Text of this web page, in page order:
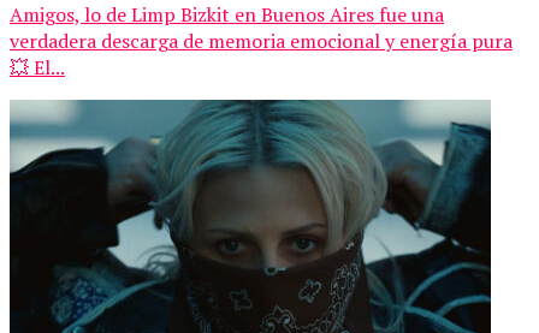
Amigos, lo de Limp Bizkit en Buenos Aires fue una
verdadera descarga de memoria emocional y energía pura
💥 El...